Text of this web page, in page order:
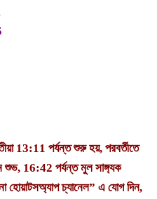
13:11 পর্যন্ত শুরু হয়, পরবর্তীতে
শুভ, 16:42 পর্যন্ত মুল সাঙ্গ্যক
হোয়াটসঅ্যাপ চ্যানেল” এ যোগ দিন,